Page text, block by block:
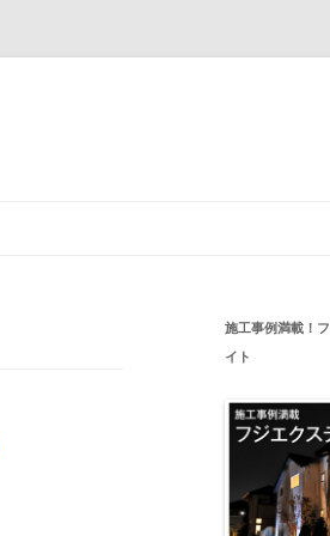
施工事例満載！
イト